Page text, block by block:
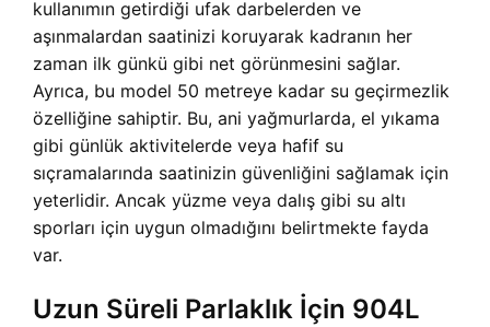
kullanımın getirdiği ufak darbelerden ve
aşınmalardan saatinizi koruyarak kadranın her
zaman ilk günkü gibi net görünmesini sağlar.
Ayrıca, bu model 50 metreye kadar su geçirmezlik
özelliğine sahiptir. Bu, ani yağmurlarda, el yıkama
gibi günlük aktivitelerde veya hafif su
sıçramalarında saatinizin güvenliğini sağlamak için
yeterlidir. Ancak yüzme veya dalış gibi su altı
sporları için uygun olmadığını belirtmekte fayda
var.
Uzun Süreli Parlaklık İçin 904L